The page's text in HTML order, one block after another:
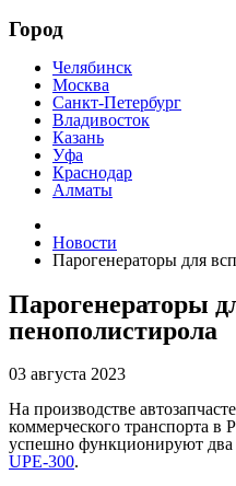
Город
Челябинск
Москва
Санкт-Петербург
Владивосток
Казань
Уфа
Краснодар
Алматы
Новости
Парогенераторы для
Парогенераторы
пенополистирола
03 августа 2023
На производстве
коммерческого транспорта в
успешно функционируют два
UPE-300.